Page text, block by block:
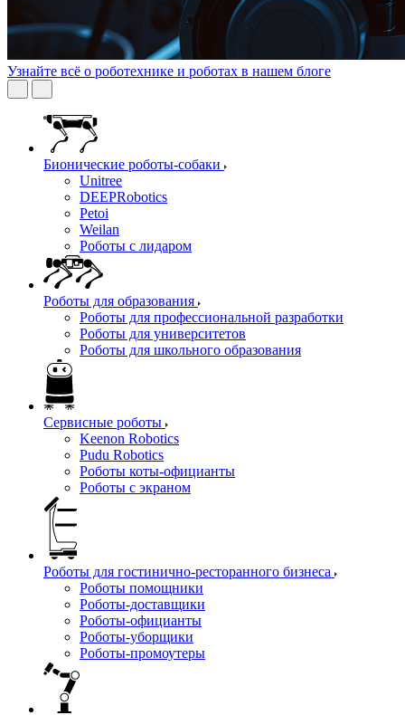
Узнайте всё о роботехнике и роботах в нашем блоге
Бионические роботы-собаки
Unitree
DEEPRobotics
Petoi
Weilan
Роботы с лидаром
Роботы для образования
Роботы для профессиональной разработки
Роботы для университетов
Роботы для школьного образования
Сервисные роботы
Keenon Robotics
Pudu Robotics
Роботы коты-официанты
Роботы с экраном
Роботы для гостинично-ресторанного бизнеса
Роботы помощники
Роботы-доставщики
Роботы-официанты
Роботы-уборщики
Роботы-промоутеры